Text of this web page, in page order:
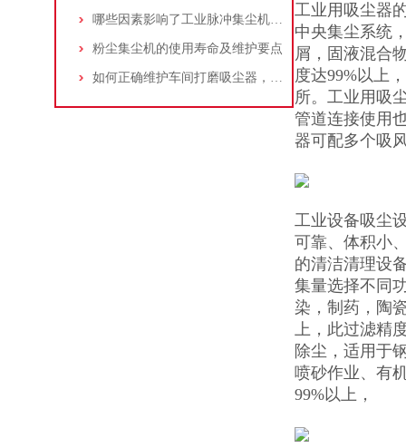
哪些因素影响了工业脉冲集尘机的使用寿命？
粉尘集尘机的使用寿命及维护要点
如何正确维护车间打磨吸尘器，延长使用寿命
工业用吸尘器
中央集尘系统
屑，固液混合
度达99%以上
所。工业用吸
管道连接使用
器可配多个吸
工业设备吸尘
可靠、体积小
的清洁清理设
集量选择不同
染，制药，陶
上，此过滤精
除尘，适用于
喷砂作业、有
99%以上，